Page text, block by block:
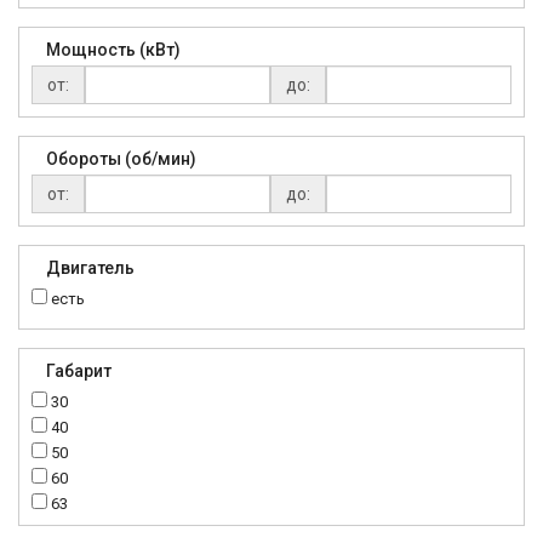
Мощность (кВт)
от:
до:
Обороты (об/мин)
от:
до:
Двигатель
есть
Габарит
30
40
50
60
63
70